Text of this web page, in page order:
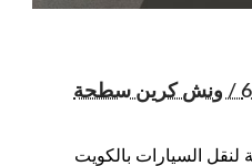
ونش الخيران / 65557275 / ونش كرين سطحة
السيارات بالكويت